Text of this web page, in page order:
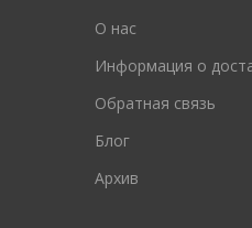
O нас
Информация о
Обратная связь
Блог
Архив